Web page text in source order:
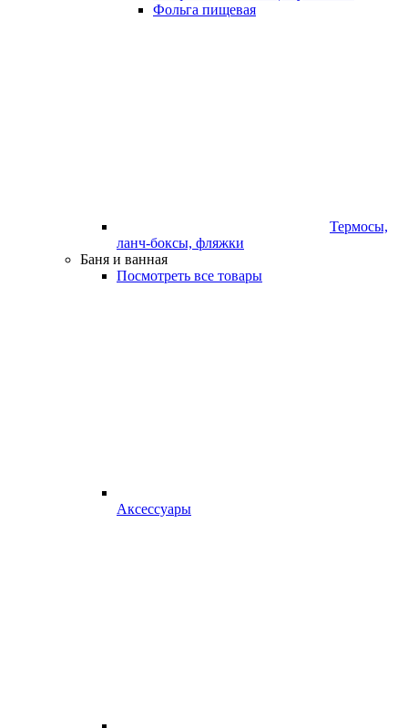
Фольга пищевая
Термосы,
ланч-боксы, фляжки
Баня и ванная
Посмотреть все товары
Аксессуары